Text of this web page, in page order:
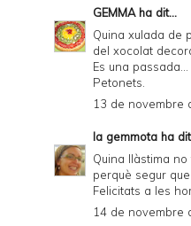
GEMMAha dit...
Quina xulada de
del xocolat
Es una passada...
Petonets.
13 de novembre
la gemmota ha
Quina llàstima
perquè segur
Felicitats a les
14 de novembre